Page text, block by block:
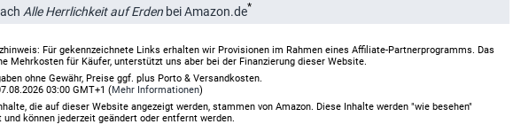
Alle Herrlichkeit auf Erden bei Amazon.de*
Für gekennzeichnete Links erhalten wir Provisionen im Rahmen eines Affiliate-Partnerprogramms. Das
Mehrkosten für Käufer, unterstützt uns aber bei der Finanzierung dieser Website.
ohne Gewähr, Preise ggf. plus Porto & Versandkosten.
03:00 GMT+1 (Mehr Informationen)
die auf dieser Website angezeigt werden, stammen von Amazon. Diese Inhalte werden "wie besehen"
können jederzeit geändert oder entfernt werden.